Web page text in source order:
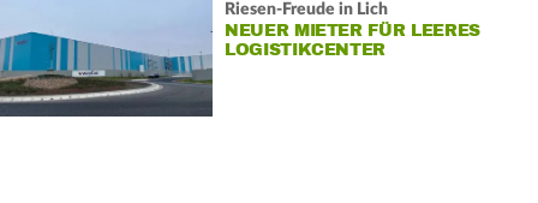
Riesen-Freude in Lich
NEUER MIETER FÜR LEERES
LOGISTIKCENTER